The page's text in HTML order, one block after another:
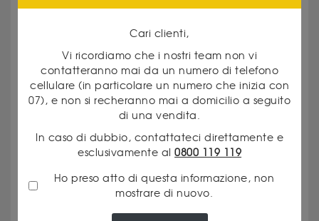
GUARDA IL PRODOTTO
50 PESOS MESSICANI
Cari clienti,
Vi ricordiamo che i nostri team non vi
contatteranno mai da un numero di telefono
cellulare (in particolare un numero che inizia con
07), e non si recheranno mai a domicilio a seguito
di una vendita.
In caso di dubbio, contattateci direttamente e
esclusivamente al 0800 119 119
Ho preso atto di questa informazione, non
mostrare di nuovo.